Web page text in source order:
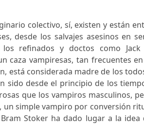
colectivo, sí, existen y están
desde los salvajes asesinos en
refinados y doctos como Jack
caza vampiresas, tan frecuentes
está considerada madre de los
sido desde el principio de los
que los vampiros masculinos,
simple vampiro por conversión
Stoker ha dado lugar a la idea